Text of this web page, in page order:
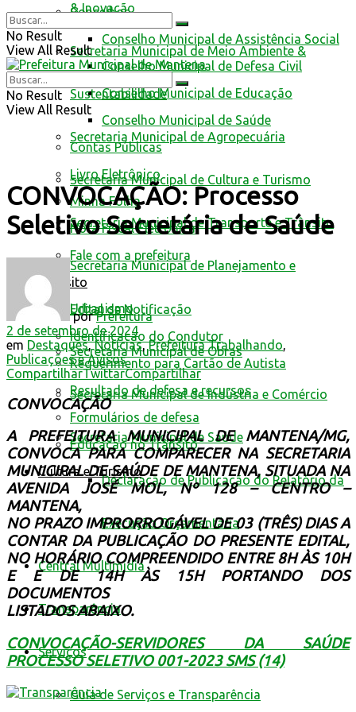
Conselhos
Conselho Municipal de Assistência Social
Conselho Municipal de Defesa Civil
Conselho Municipal de Educação
Conselho Municipal de Saúde
Contas Públicas
Livro Eletrônico
Minha Folha
Nota Fiscal Eletrônica
Fale com a prefeitura
Trânsito
Edital de Notificação
Identificacao do Condutor
Requerimento para Cartão de Autista
Resultado de defesa e recursos
Formulários de defesa
Educação no Trânsito
Cultura e Turismo
& Inovação
Secretaria Municipal de Meio Ambiente &
Sustentabilidade
Secretaria Municipal de Agropecuária
Secretaria Municipal de Cultura e Turismo
Secretaria Municipal de Transporte e Trânsito
Secretaria Municipal de Planejamento e
Urbanismo
Secretaria Municipal de Obras
Secretaria Municipal de Indústria e Comércio
Secretaria Municipal de Saúde
Declaração de Publicação do Relatório da
Execução Orçamentária
Central Multimídia
Transparência
Serviços
Guia de Serviços e Transparência
No Result
View All Result
No Result
View All Result
CONVOCAÇÃO: Processo
Seletivo Secretária de Saúde
por Prefeitura
2 de setembro de 2024
em Destaques,Notícias,Prefeitura Trabalhando,
Publicações e Avisos
CompartilharTwittarCompartilhar
CONVOCAÇÃO
A PREFEITURA MUNICIPAL DE MANTENA/MG,
CONVOCA PARA COMPARECER NA SECRETARIA
MUNICIPAL DE SAÚDE DE MANTENA, SITUADA NA
AVENIDA JOSÉ MOL, Nº 128 – CENTRO –
MANTENA,
NO PRAZO IMPRORROGÁVEL DE 03 (TRÊS) DIAS A
CONTAR DA PUBLICAÇÃO DO PRESENTE EDITAL,
NO HORÁRIO COMPREENDIDO ENTRE 8H ÀS 10H
E E DE 14H ÀS 15H PORTANDO DOS
DOCUMENTOS
LISTADOS ABAIXO.
CONVOCAÇÃO-SERVIDORES DA SAÚDE
PROCESSO SELETIVO 001-2023 SMS (14)